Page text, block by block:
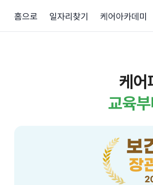
홈으로 일자리찾기 케어아카데미
케어
교육
보
장